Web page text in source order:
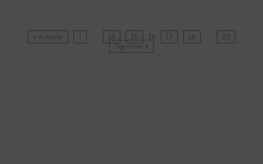
« Anterior 1 … 14 15 16 17 18 …
23
Siguiente »